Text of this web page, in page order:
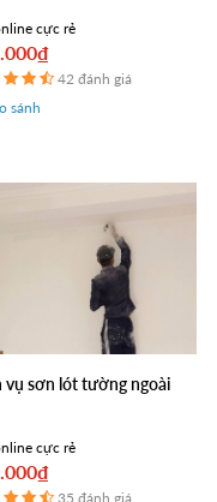
cực rẻ
42 đánh giá
vụ sơn lót tường ngoài
cực rẻ
35 đánh giá